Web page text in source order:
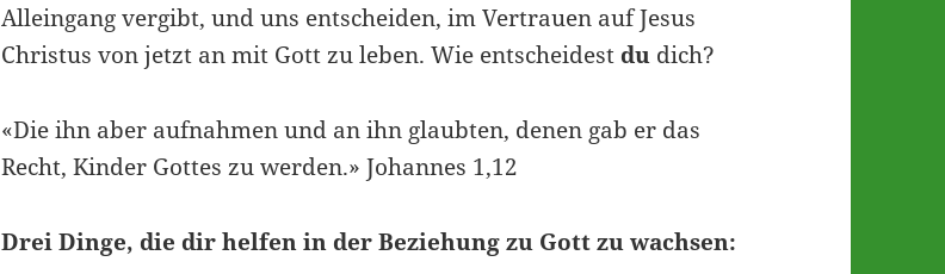
Alleingang vergibt, und uns entscheiden, im Vertrauen auf Jesus
Christus von jetzt an mit Gott zu leben. Wie entscheidest du dich?
«Die ihn aber aufnahmen und an ihn glaubten, denen gab er das
Recht, Kinder Gottes zu werden.» Johannes 1,12
Drei Dinge, die dir helfen in der Beziehung zu Gott zu wachsen: